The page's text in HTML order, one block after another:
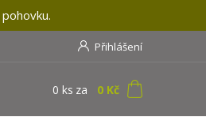
Přihlášení
0 ks za 0 Kč